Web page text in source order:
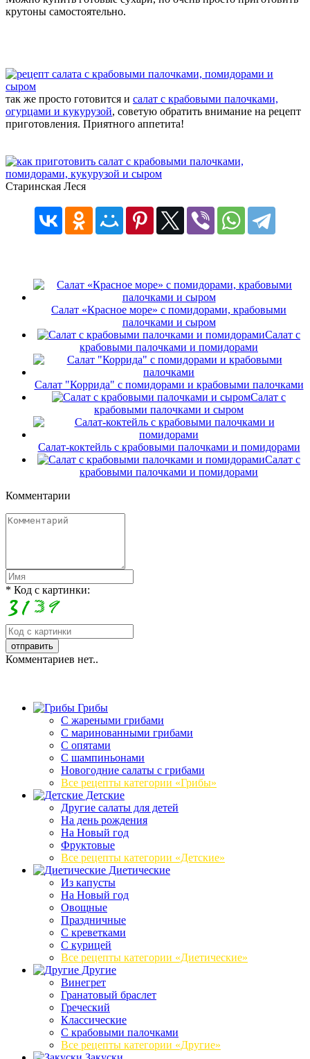
крутоны самостоятельно.
так же просто готовится и салат с крабовыми палочками,
огурцами и кукурузой, советую обратить внимание на рецепт
приготовления. Приятного аппетита!
Старинская Леся
Салат «Красное море» с помидорами, крабовыми
палочками и сыром
Салат с
крабовыми палочками и помидорами
Салат "Коррида" с помидорами и крабовыми палочками
Салат с
крабовыми палочками и сыром
Салат-коктейль с крабовыми палочками и помидорами
Салат с
крабовыми палочками и помидорами
Комментарии
* Код с картинки:
Комментариев нет..
Грибы
C жареными грибами
C маринованными грибами
C опятами
C шампиньонами
Новогодние салаты с грибами
Все рецепты категории «Грибы»
Детские
Другие салаты для детей
На день рождения
На Новый год
Фруктовые
Все рецепты категории «Детские»
Диетические
Из капусты
На Новый год
Овощные
Праздничные
С креветками
С курицей
Все рецепты категории «Диетические»
Другие
Винегрет
Гранатовый браслет
Греческий
Классические
С крабовыми палочками
Все рецепты категории «Другие»